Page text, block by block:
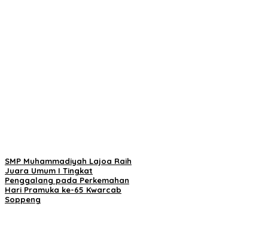
SMP Muhammadiyah Lajoa Raih
Juara Umum I Tingkat
Penggalang pada Perkemahan
Hari Pramuka ke-65 Kwarcab
Soppeng